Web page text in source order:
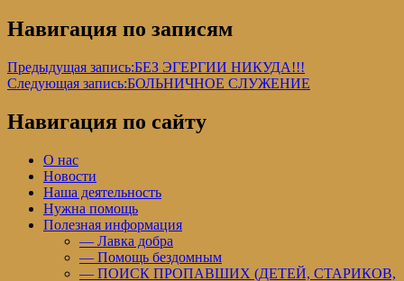
Навигация по записям
Предыдущая запись:БЕЗ ЭГЕРГИИ НИКУДА!!!
Следующая запись:БОЛЬНИЧНОЕ СЛУЖЕНИЕ
Навигация по сайту
О нас
Новости
Наша деятельность
Нужна помощь
Полезная информация
— Лавка добра
— Помощь бездомным
— ПОИСК ПРОПАВШИХ (ДЕТЕЙ, СТАРИКОВ,